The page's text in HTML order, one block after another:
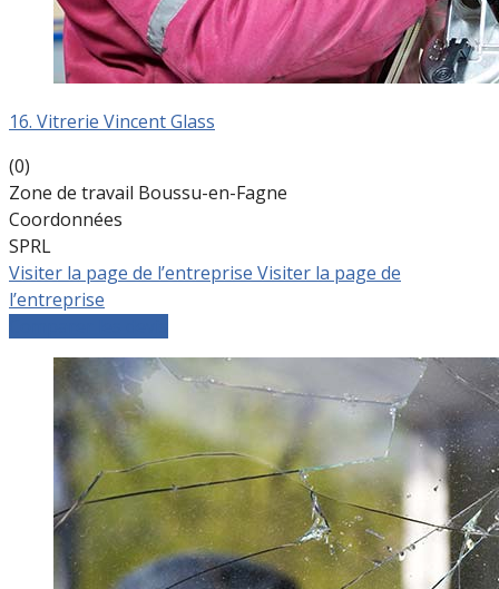
16. Vitrerie Vincent Glass
(0)
Zone de travail Boussu-en-Fagne
Coordonnées
SPRL
Visiter la page de l’entreprise Visiter la page de
l’entreprise